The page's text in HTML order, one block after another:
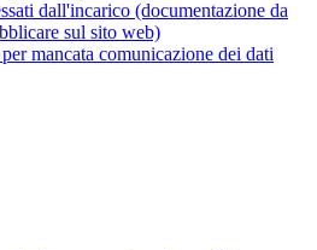
dall'incarico (documentazione da
sul sito web)
mancata comunicazione dei dati